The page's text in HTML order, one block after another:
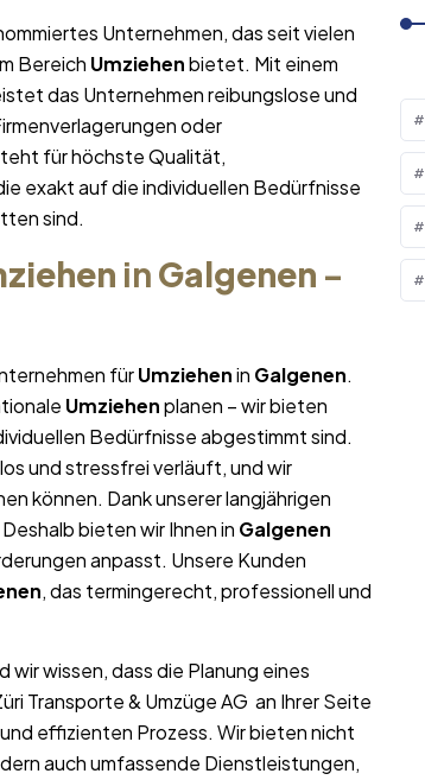
Unternehmen, das seit vielen
Bereich Umziehenbietet. Mit einem
das Unternehmen reibungslose und
oder
für höchste Qualität,
exakt auf die individuellen Bedürfnisse
sind.
in Galgenen –
fürUmziehenin Galgenen.
Umziehenplanen – wir bieten
Bedürfnisse abgestimmt sind.
und stressfrei verläuft, und wir
können. Dank unserer langjährigen
bieten wir Ihnen in Galgenen
anpasst. Unsere Kunden
, das termingerecht, professionell und
wissen, dass die Planung eines
Transporte & Umzüge AG an Ihrer Seite
effizienten Prozess. Wir bieten nicht
auch umfassende Dienstleistungen,